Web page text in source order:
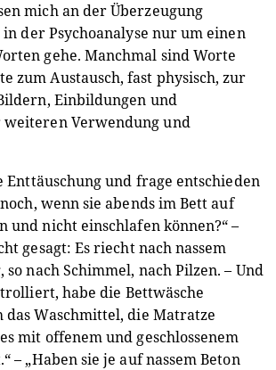
mich an der Überzeugung
in der Psychoanalyse nur um einen
gehe. Manchmal sind Worte
zum Austausch, fast physisch, zur
Einbildungen und
Verwendung und
und frage entschieden
wenn sie abends im Bett auf
und nicht einschlafen können?“ –
gesagt: Es riecht nach nassem
so nach Schimmel, nach Pilzen. – Und
habe die Bettwäsche
das Waschmittel, die Matratze
mit offenem und geschlossenem
– „Haben sie je auf nassem Beton